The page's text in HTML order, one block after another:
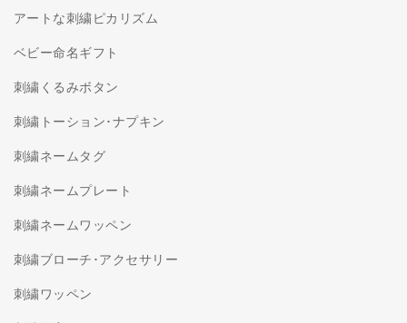
アートな刺繍ピカリズム
ベビー命名ギフト
刺繍くるみボタン
刺繍トーション･ナプキン
刺繍ネームタグ
刺繍ネームプレート
刺繍ネームワッペン
刺繍ブローチ･アクセサリー
刺繍ワッペン